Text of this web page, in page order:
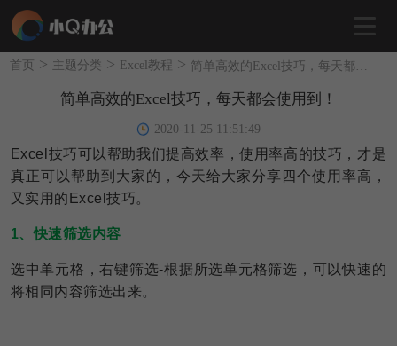
首页 > 主题分类 > Excel教程 >
简单高效的Excel技巧，每天都会使用到！
2020-11-25 11:51:49
Excel技巧可以帮助我们提高效率，使用率高的技巧，才是
真正可以帮助到大家的，今天给大家分享四个使用率高，
又实用的Excel技巧。
1、快速筛选内容
选中单元格，右键筛选-根据所选单元格筛选，可以快速的
将相同内容筛选出来。